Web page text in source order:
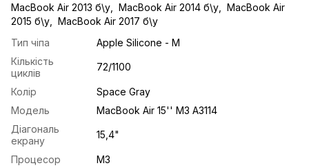
MacBook Air 2013 б\у
MacBook Air 2014 б\у
MacBook Air
2015 б\у
MacBook Air 2017 б\у
Тип чіпа
Apple Silicone - M
Кількість
циклів
72/1100
Колір
Space Gray
Модель
MacBook Air 15'' М3 A3114
Діагональ
екрану
15,4"
Процесор
М3